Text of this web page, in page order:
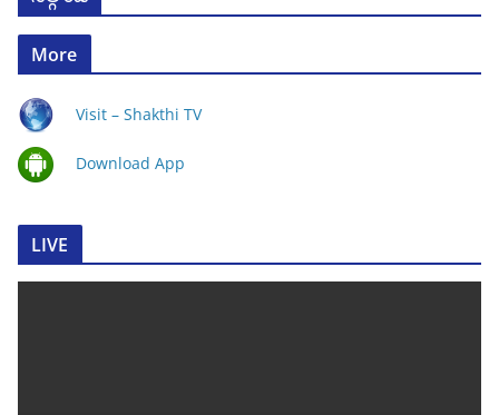
More
Visit – Shakthi TV
Download App
LIVE